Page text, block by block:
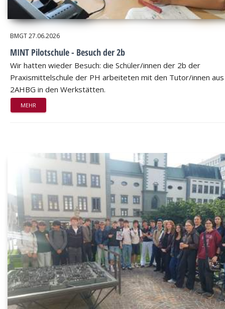
BMGT27.06.2026
MINT Pilotschule - Besuch der 2b
Wir hatten wieder Besuch: die Schüler/innen der 2b der
Praxismittelschule der PH arbeiteten mit den Tutor/innen
2AHBG in den Werkstätten.
MEHR